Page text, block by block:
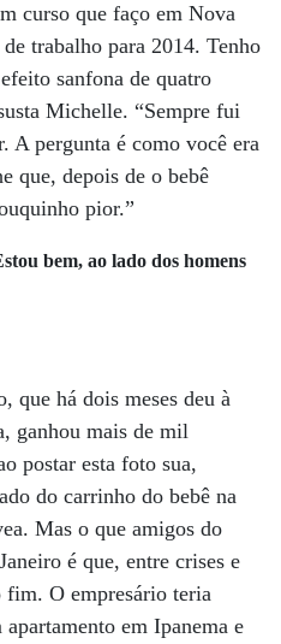
curso que faço em Nova
trabalho para 2014. Tenho
sanfona de quatro
Michelle. “Sempre fui
A pergunta é como você era
que, depois de o bebê
pior.”
bem, ao lado dos homens
que há dois meses deu à
ganhou mais de mil
postar esta foto sua,
do carrinho do bebê na
Mas o que amigos do
é que, entre crises e
fim. O empresário teria
em Ipanema e